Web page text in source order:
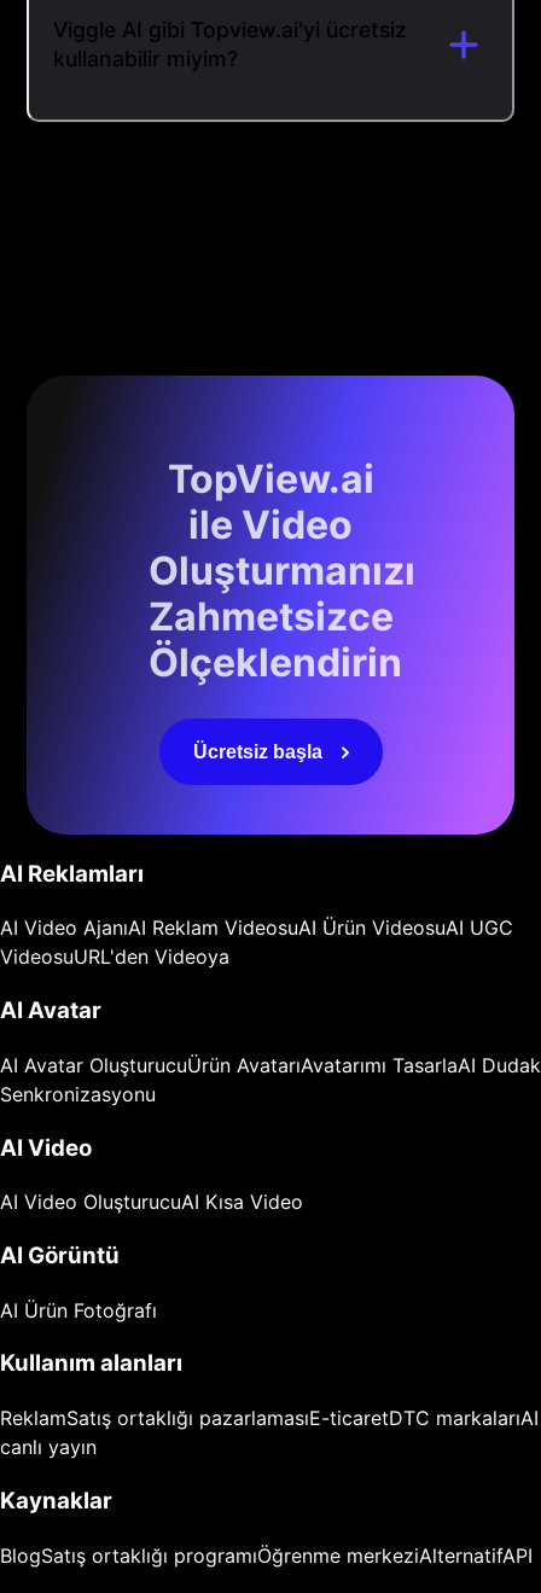
Viggle AI gibi Topview.ai'yi ücretsiz
kullanabilir miyim?
TopView.ai
ile Video
Oluşturmanızı
Zahmetsizce
Ölçeklendirin
Ücretsiz başla
AI Reklamları
AI Video AjanıAI Reklam VideosuAI Ürün VideosuAI UGC
VideosuURL'den Videoya
AI Avatar
AI Avatar OluşturucuÜrün AvatarıAvatarımı TasarlaAI Dudak
Senkronizasyonu
AI Video
AI Video OluşturucuAI Kısa Video
AI Görüntü
AI Ürün Fotoğrafı
Kullanım alanları
ReklamSatış ortaklığı pazarlamasıE-ticaretDTC markalarıAI
canlı yayın
Kaynaklar
BlogSatış ortaklığı programıÖğrenme merkeziAlternatifAPI